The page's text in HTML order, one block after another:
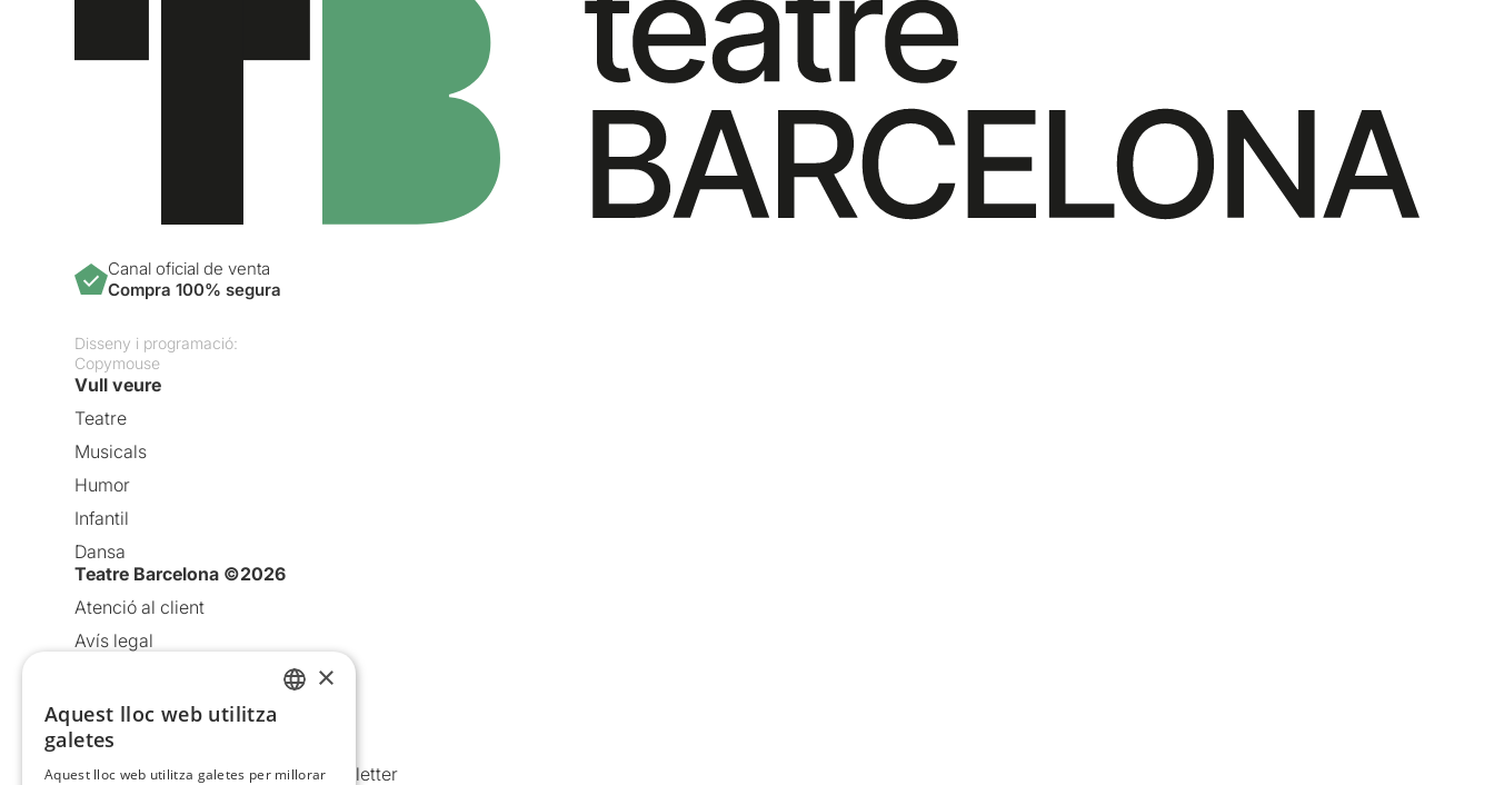
Canal oficial de venta
Compra 100% segura
Disseny i programació:
Copymouse
Vull veure
Teatre
Musicals
Humor
Infantil
Dansa
Teatre Barcelona ©2026
Atenció al client
Avís legal
Política de cookies
Condicions d’ús
Comunicacions comercials i Newsletter
×
Aquest lloc web utilitza
galetes
Aquest lloc web utilitza galetes per millorar